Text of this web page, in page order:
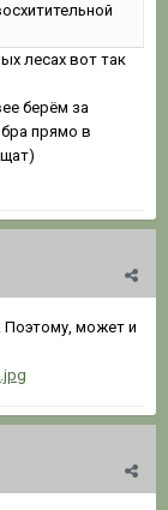
лесах вот так
берём за
прямо в
Поэтому, может и